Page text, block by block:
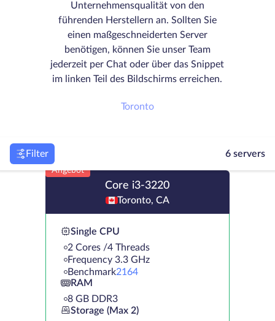
Unternehmensqualität von den
führenden Herstellern an. Sollten Sie
einen maßgeschneiderten Server
benötigen, können Sie unser Team
jederzeit per Chat oder über das Snippet
im linken Teil des Bildschirms erreichen.
Toronto
Filter 6 servers
Angebot
Core i3-3220
Toronto, CA
Single CPU
2 Cores /4 Threads
Frequency 3.3 GHz
Benchmark2164
RAM
8 GB DDR3
Storage (Max 2)